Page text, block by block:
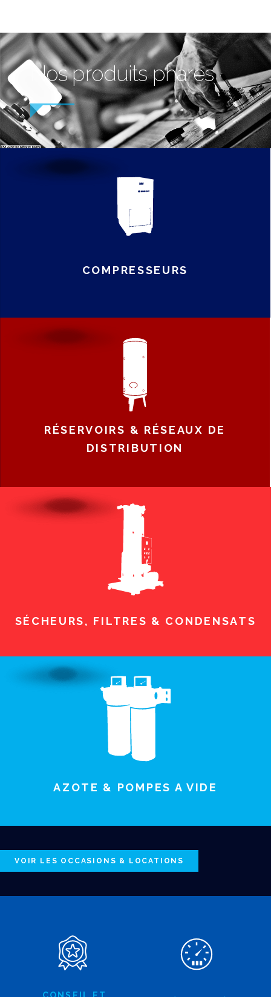
Nos produits phares
COMPRESSEURS
RÉSERVOIRS & RÉSEAUX DE
DISTRIBUTION
SÉCHEURS, FILTRES & CONDENSATS
AZOTE & POMPES A VIDE
VOIR LES OCCASIONS & LOCATIONS
CONSEIL ET